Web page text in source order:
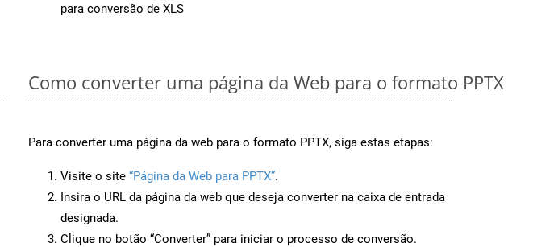
para conversão de XLS
Como converter uma página da Web para o formato PPTX
Para converter uma página da web para o formato PPTX, siga estas etapas:
Visite o site “Página da Web para PPTX”.
Insira o URL da página da web que deseja converter na caixa de entrada
designada.
Clique no botão “Converter” para iniciar o processo de conversão.